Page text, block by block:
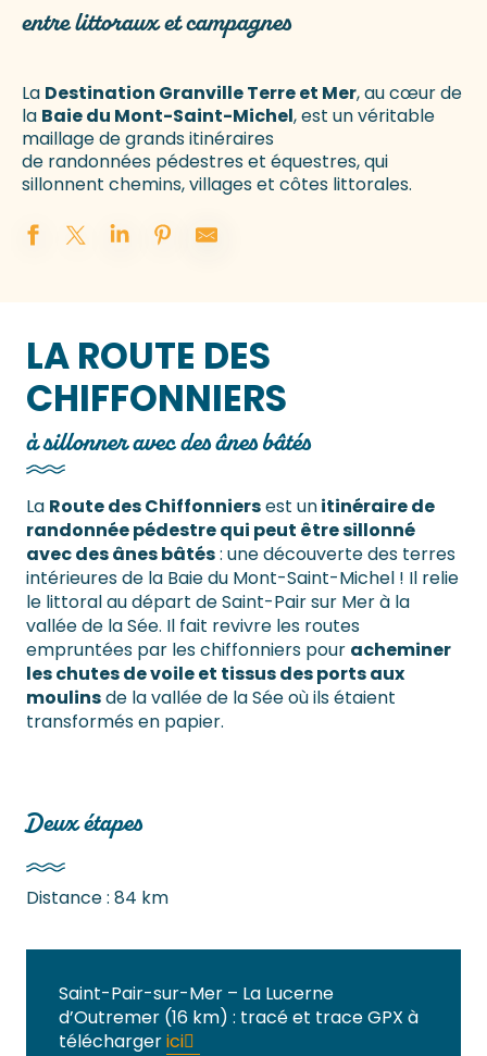
entre littoraux et campagnes
La Destination Granville Terre et Mer, au cœur de
la Baie du Mont-Saint-Michel, est un véritable
maillage de grands itinéraires
de randonnées pédestres et équestres, qui
sillonnent chemins, villages et côtes littorales.
LA ROUTE DES
CHIFFONNIERS
à sillonner avec des ânes bâtés
La Route des Chiffonniersest unitinéraire de
randonnée pédestre qui peut être sillonné
avec des ânes bâtés: une découverte des terres
intérieures de la Baie du Mont-Saint-Michel ! Il relie
le littoral au départ de Saint-Pair sur Mer à la
vallée de la Sée. Il fait revivre les routes
empruntées par les chiffonniers pour acheminer
les chutes de voile et tissus des ports aux
moulinsde la vallée de la Sée où ils étaient
transformés en papier.
Deux étapes
Distance : 84 km
Saint-Pair-sur-Mer – La Lucerne
d’Outremer (16 km) : tracé et trace GPX à
téléchargerici